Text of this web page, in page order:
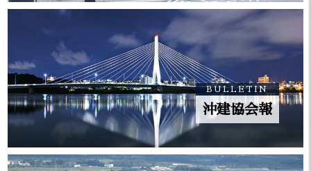
2023.10.16
建設業界イメージアップに向けた
「土木でＳＮＳをジャックするアク
ション企画」について
2023.10.11
「沖建協会報 10月号」を掲載しま
した。
2023.09.15
「沖建協会報 9月号」を掲載しまし
た。
BULLETIN
沖建協会報